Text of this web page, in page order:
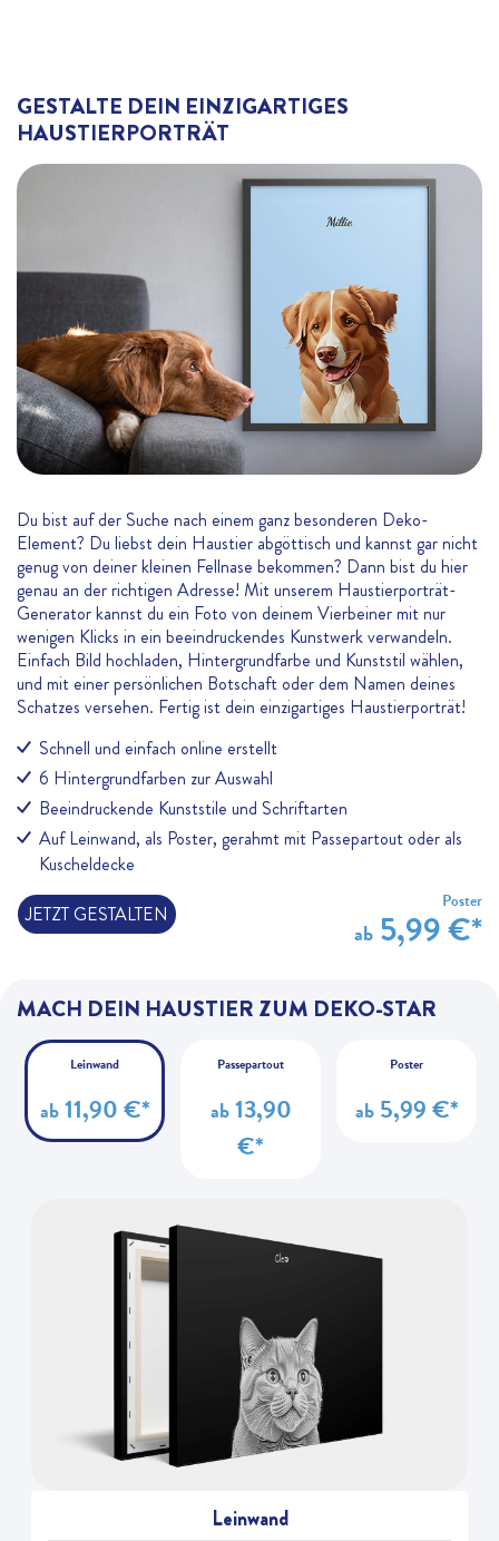
MACH DEIN HAUSTIER ZUM DEKO-STAR
Leinwand
ab11,90 €*
Passepartout
ab13,90
€*
Poster
ab5,99 €*
Leinwand
GESTALTE DEIN EINZIGARTIGES
HAUSTIERPORTRÄT
Du bist auf der Suche nach einem ganz besonderen Deko-
Element? Du liebst dein Haustier abgöttisch und kannst gar nicht
genug von deiner kleinen Fellnase bekommen? Dann bist du hier
genau an der richtigen Adresse! Mit unserem Haustierporträt-
Generator kannst du ein Foto von deinem Vierbeiner mit nur
wenigen Klicks in ein beeindruckendes Kunstwerk verwandeln.
Einfach Bild hochladen, Hintergrundfarbe und Kunststil wählen,
und mit einer persönlichen Botschaft oder dem Namen deines
Schatzes versehen. Fertig ist dein einzigartiges Haustierporträt!
Schnell und einfach online erstellt
6 Hintergrundfarben zur Auswahl
Beeindruckende Kunststile und Schriftarten
Auf Leinwand, als Poster, gerahmt mit Passepartout oder als
Kuscheldecke
JETZT GESTALTEN
Poster
ab 5,99 €*